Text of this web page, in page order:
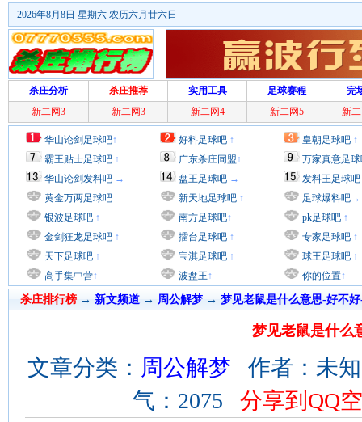
2026年8月8日 星期六 农历六月廿六日
杀庄分析 杀庄推荐 实用工具 足球赛程
完
新二网3
新二网3 新二网4 新二网5 新
华山论剑足球吧↑
霸王贴士足球吧 ↑
华山论剑发料吧 →
黄金万两足球吧
银波足球吧 ↑
金剑狂龙足球吧 ↑
天下足球吧 ↑
高手集中营↑
好料足球吧 ↑
广东杀庄同盟↑
盘王足球吧 →
新天地足球吧 ↑
南方足球吧↑
擂台足球吧 ↑
宝淇足球吧 ↑
波盘王↑
皇朝足球吧 ↑
万家真意足
发料王足球吧
足球爆料吧→
pk足球吧 ↑
专家足球吧 ↑
球王足球吧 ↑
你的位置↑
杀庄排行榜 → 新文频道→ 周公解梦 → 梦见老鼠是什么意思-好不
梦见老鼠是什么
文章分类： 周公解梦 作者：未
气：2075 分享到QQ